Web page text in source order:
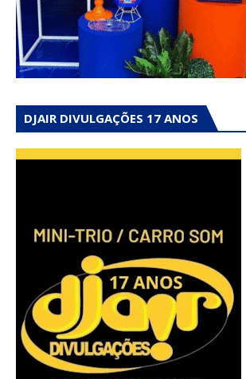
DJAIR DIVULGAÇÕES 17 ANOS